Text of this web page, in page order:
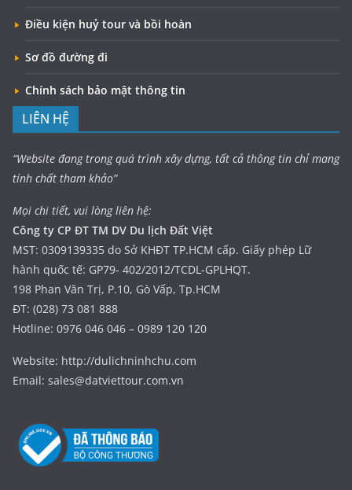
Điều kiện huỷ tour và bồi hoàn
Sơ đồ đường đi
Chính sách bảo mật thông tin
LIÊN HỆ
“Website đang trong quá trình xây dựng, tất cả thông tin chỉ mang
tính chất tham khảo”
Mọi chi tiết, vui lòng liên hệ:
Công ty CP ĐT TM DV Du lịch Đất Việt
MST: 0309139335 do Sở KHĐT TP.HCM cấp. Giấy phép Lữ
hành quốc tế: GP79- 402/2012/TCDL-GPLHQT.
198 Phan Văn Trị, P.10, Gò Vấp, Tp.HCM
ĐT: (028) 73 081 888
Hotline: 0976 046 046 – 0989 120 120
Website: http://dulichninhchu.com
Email: sales@datviettour.com.vn